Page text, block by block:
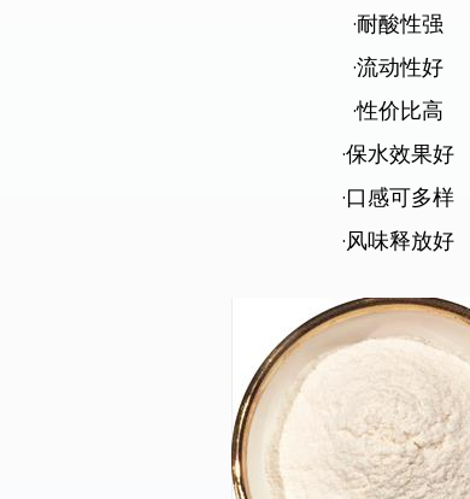
·耐酸性强
·流动性好
·性价比高
·保水效果好
·口感可多样
·风味释放好